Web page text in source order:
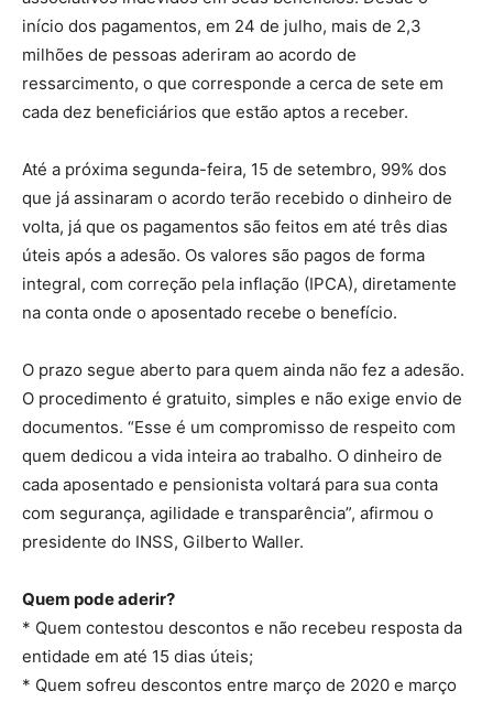
início dos pagamentos, em 24 de julho, mais de 2,3
milhões de pessoas aderiram ao acordo de
ressarcimento, o que corresponde a cerca de sete em
cada dez beneficiários que estão aptos a receber.
Até a próxima segunda-feira, 15 de setembro, 99% dos
que já assinaram o acordo terão recebido o dinheiro de
volta, já que os pagamentos são feitos em até três dias
úteis após a adesão. Os valores são pagos de forma
integral, com correção pela inflação (IPCA), diretamente
na conta onde o aposentado recebe o benefício.
O prazo segue aberto para quem ainda não fez a adesão.
O procedimento é gratuito, simples e não exige envio de
documentos. “Esse é um compromisso de respeito com
quem dedicou a vida inteira ao trabalho. O dinheiro de
cada aposentado e pensionista voltará para sua conta
com segurança, agilidade e transparência”, afirmou o
presidente do INSS, Gilberto Waller.
Quem pode aderir?
* Quem contestou descontos e não recebeu resposta da
entidade em até 15 dias úteis;
* Quem sofreu descontos entre março de 2020 e março